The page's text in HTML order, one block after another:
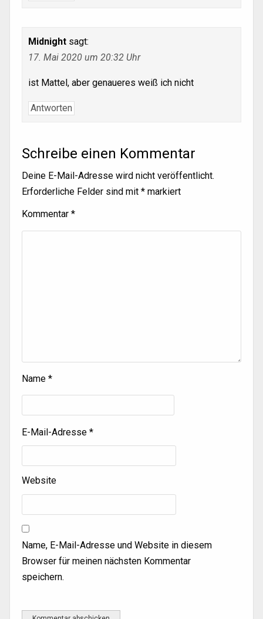
Midnight sagt:
17. Mai 2020 um 20:32 Uhr
ist Mattel, aber genaueres weiß ich nicht
Antworten
Schreibe einen Kommentar
Deine E-Mail-Adresse wird nicht veröffentlicht.
Erforderliche Felder sind mit * markiert
Kommentar *
Name *
E-Mail-Adresse *
Website
Name, E-Mail-Adresse und Website in diesem
Browser für meinen nächsten Kommentar
speichern.